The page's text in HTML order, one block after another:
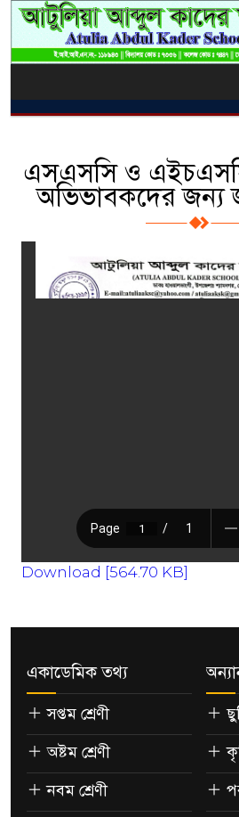
এসএসসি ও এইচএসসি
অভিভাবকদের জন্য
Download [564.70 KB]
একাডেমিক তথ্য
সপ্তম শ্রেণী
অষ্টম শ্রেণী
নবম শ্রেণী